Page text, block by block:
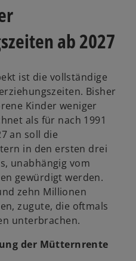
ab 2027
ist die vollständige
Bisher
Kinder weniger
als für nach 1991
an soll die
in den ersten drei
unabhängig vom
gewürdigt werden.
zehn Millionen
zugute, die oftmals
unterbrachen.
der Mütternrente